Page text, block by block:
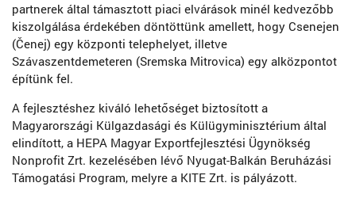
partnerek által támasztott piaci elvárások minél kedvezőbb
kiszolgálása érdekében döntöttünk amellett, hogy Csenejen
(Čenej) egy központi telephelyet, illetve
Szávaszentdemeteren (Sremska Mitrovica) egy alközpontot
építünk fel.
A fejlesztéshez kiváló lehetőséget biztosított a
Magyarországi Külgazdasági és Külügyminisztérium által
elindított, a HEPA Magyar Exportfejlesztési Ügynökség
Nonprofit Zrt. kezelésében lévő Nyugat-Balkán Beruházási
Támogatási Program, melyre a KITE Zrt. is pályázott.